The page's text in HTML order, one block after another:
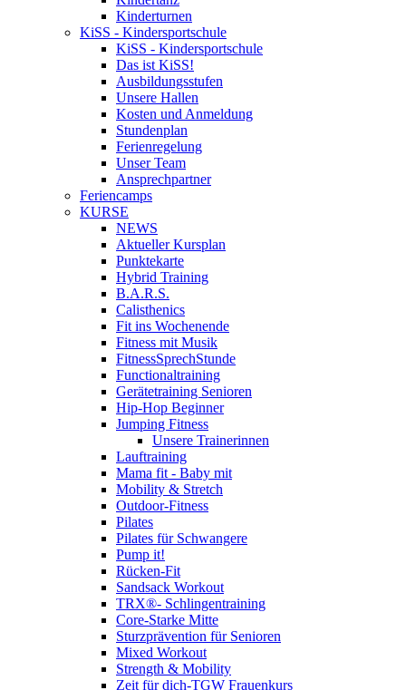
Kinderturnen
KiSS - Kindersportschule
KiSS - Kindersportschule
Das ist KiSS!
Ausbildungsstufen
Unsere Hallen
Kosten und Anmeldung
Stundenplan
Ferienregelung
Unser Team
Ansprechpartner
Feriencamps
KURSE
NEWS
Aktueller Kursplan
Punktekarte
Hybrid Training
B.A.R.S.
Calisthenics
Fit ins Wochenende
Fitness mit Musik
FitnessSprechStunde
Functionaltraining
Gerätetraining Senioren
Hip-Hop Beginner
Jumping Fitness
Unsere Trainerinnen
Lauftraining
Mama fit - Baby mit
Mobility & Stretch
Outdoor-Fitness
Pilates
Pilates für Schwangere
Pump it!
Rücken-Fit
Sandsack Workout
TRX®- Schlingentraining
Core-Starke Mitte
Sturzprävention für Senioren
Mixed Workout
Strength & Mobility
Zeit für dich-TGW Frauenkurs